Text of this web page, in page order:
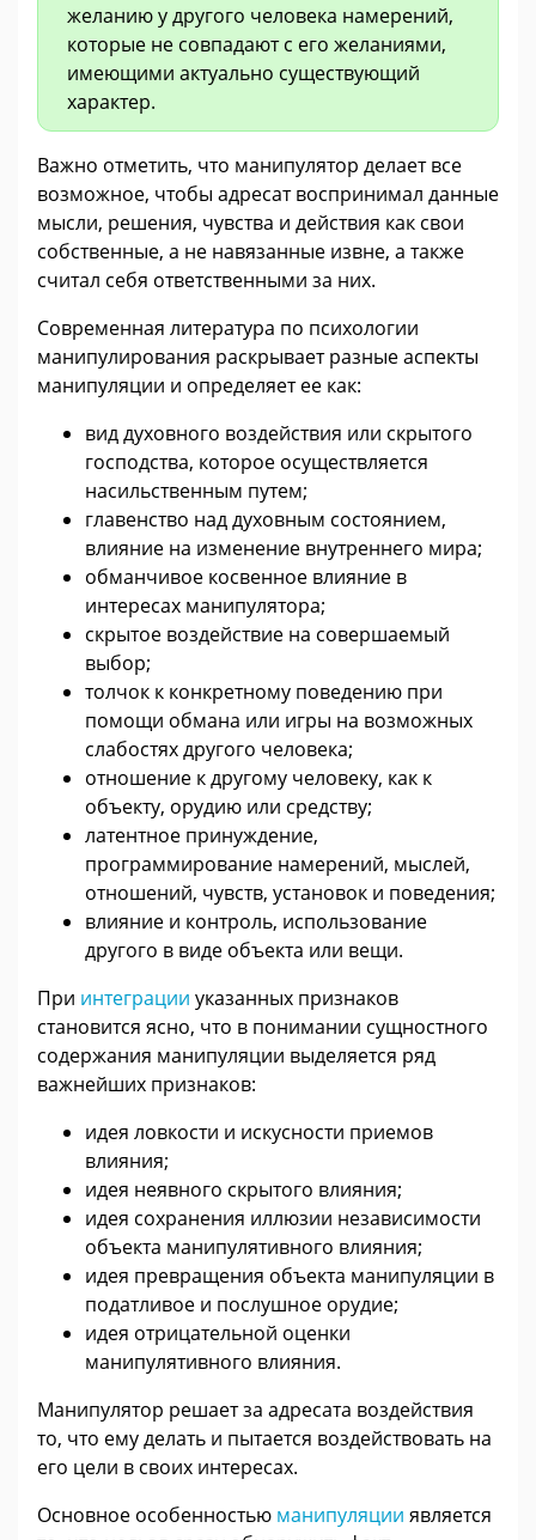
желанию у другого человека намерений,
которые не совпадают с его желаниями,
имеющими актуально существующий
характер.
Важно отметить, что манипулятор делает все
возможное, чтобы адресат воспринимал данные
мысли, решения, чувства и действия как свои
собственные, а не навязанные извне, а также
считал себя ответственными за них.
Современная литература по психологии
манипулирования раскрывает разные аспекты
манипуляции и определяет ее как:
вид духовного воздействия или скрытого
господства, которое осуществляется
насильственным путем;
главенство над духовным состоянием,
влияние на изменение внутреннего мира;
обманчивое косвенное влияние в
интересах манипулятора;
скрытое воздействие на совершаемый
выбор;
толчок к конкретному поведению при
помощи обмана или игры на возможных
слабостях другого человека;
отношение к другому человеку, как к
объекту, орудию или средству;
латентное принуждение,
программирование намерений, мыслей,
отношений, чувств, установок и поведения;
влияние и контроль, использование
другого в виде объекта или вещи.
При интеграции указанных признаков
становится ясно, что в понимании сущностного
содержания манипуляции выделяется ряд
важнейших признаков:
идея ловкости и искусности приемов
влияния;
идея неявного скрытого влияния;
идея сохранения иллюзии независимости
объекта манипулятивного влияния;
идея превращения объекта манипуляции в
податливое и послушное орудие;
идея отрицательной оценки
манипулятивного влияния.
Манипулятор решает за адресата воздействия
то, что ему делать и пытается воздействовать на
его цели в своих интересах.
Основное особенностью манипуляции является